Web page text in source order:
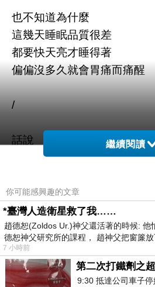
也不知道為什麼
這幾天睡眠品質很差
都要快天亮才睡得著
偏偏沒多久就會胃痛而痛醒
/
話說
星期六又要回診了
星期五會記得先預約
/
水啦！
聖杯組合再一次拿下
繼續閱讀
你可能感興趣的文章
*臺灣人造衛星救了我……
趙德恕(Zoldos Ur.)神父還活著的時候:
德恕神父研究所的課程， 趙神父把窗簾
7 小時前
第二次打鐵劑之
9:30 抵達公司車子